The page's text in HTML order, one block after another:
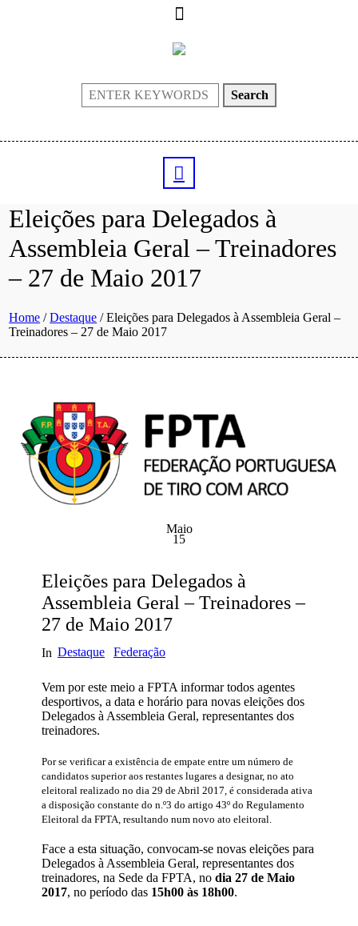
Search
Eleições para Delegados à
Assembleia Geral – Treinadores
– 27 de Maio 2017
Home /Destaque /Eleições para Delegados à Assembleia Geral –
Treinadores – 27 de Maio 2017
Maio
15
Eleições para Delegados à
Assembleia Geral – Treinadores –
27 de Maio 2017
In Destaque Federação
Vem por este meio a FPTA informar todos agentes
desportivos, a data e horário para novas eleições dos
Delegados à Assembleia Geral, representantes dos
treinadores.
Por se verificar a existência de empate entre um número de
candidatos superior aos restantes lugares a designar, no ato
eleitoral realizado no dia 29 de Abril 2017, é considerada ativa
a disposição constante do n.º3 do artigo 43º do Regulamento
Eleitoral da FPTA, resultando num novo ato eleitoral.
Face a esta situação, convocam-se novas eleições para
Delegados à Assembleia Geral, representantes dos
treinadores, na Sede da FPTA, no dia 27 de Maio
2017, no período das 15h00 às 18h00.